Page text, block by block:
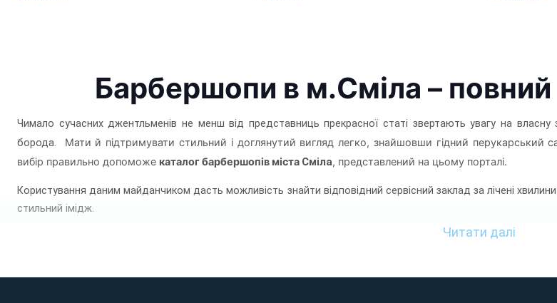
Барбершопи в м.Сміла –
Чимало сучасних джентльменів не менш від представниць прекрасної статі звертають увагу на власну
борода. Мати й підтримувати стильний і доглянутий вигляд легко, знайшовши гідний перукарський
вибір правильно допоможе каталог барбершопів міста Сміла, представлений на цьому порталі.
Користування даним майданчиком дасть можливість знайти відповідний сервісний заклад за лічені
стильний імідж.
Пріоритетні особливості
Читати далі